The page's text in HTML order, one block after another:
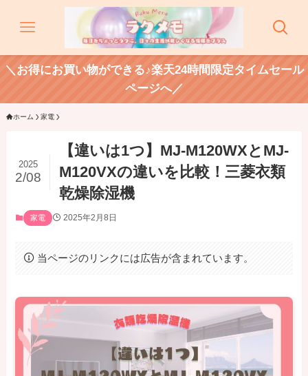
＼お得にお買い物ができる♪楽天24時間限定タイムセール
ページへ／
ホーム 家電
【違いは1つ】MJ-M120WXとMJ-
M120VXの違いを比較！三菱衣類
乾燥除湿機
2025
2/08
家電 2025年2月8日
当ページのリンクには広告が含まれています。